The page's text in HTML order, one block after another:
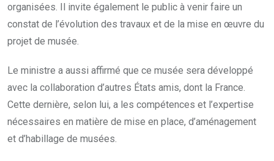
organisées. Il invite également le public à venir faire un
constat de l’évolution des travaux et de la mise en œuvre du
projet de musée.
Le ministre a aussi affirmé que ce musée sera développé
avec la collaboration d’autres États amis, dont la France.
Cette dernière, selon lui, a les compétences et l’expertise
nécessaires en matière de mise en place, d’aménagement
et d’habillage de musées.